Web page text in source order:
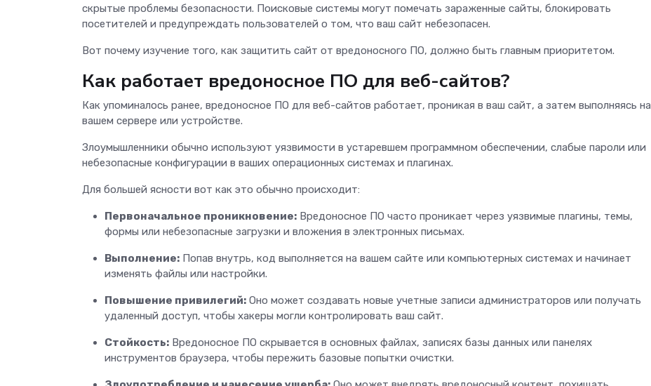
скрытые проблемы безопасности. Поисковые системы могут помечать зараженные сайты, блокировать
посетителей и предупреждать пользователей о том, что ваш сайт небезопасен.
Вот почему изучение того, как защитить сайт от вредоносного ПО, должно быть главным приоритетом.
Как работает вредоносное ПО для веб-сайтов?
Как упоминалось ранее, вредоносное ПО для веб-сайтов работает, проникая в ваш сайт, а затем выполняясь на
вашем сервере или устройстве.
Злоумышленники обычно используют уязвимости в устаревшем программном обеспечении, слабые пароли или
небезопасные конфигурации в ваших операционных системах и плагинах.
Для большей ясности вот как это обычно происходит:
Первоначальное проникновение: Вредоносное ПО часто проникает через уязвимые плагины, темы,
формы или небезопасные загрузки и вложения в электронных письмах.
Выполнение: Попав внутрь, код выполняется на вашем сайте или компьютерных системах и начинает
изменять файлы или настройки.
Повышение привилегий: Оно может создавать новые учетные записи администраторов или получать
удаленный доступ, чтобы хакеры могли контролировать ваш сайт.
Стойкость: Вредоносное ПО скрывается в основных файлах, записях базы данных или панелях
инструментов браузера, чтобы пережить базовые попытки очистки.